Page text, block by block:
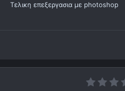
Τελικη επεξεργασια με photoshop